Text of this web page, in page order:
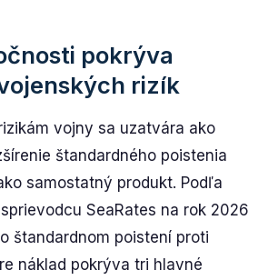
pokrýva
rizík
vojny sa uzatvára ako
štandardného poistenia
samostatný produkt. Podľa
SeaRates na rok 2026
štandardnom poistení proti
náklad pokrýva tri hlavné